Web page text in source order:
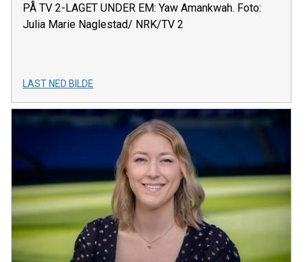
PÅ TV 2-LAGET UNDER EM: Yaw Amankwah. Foto:
Julia Marie Naglestad/ NRK/TV 2
LAST NED BILDE